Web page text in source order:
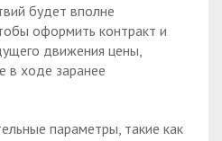
будет вполне
оформить контракт и
движения цены,
в ходе заранее
параметры, такие как